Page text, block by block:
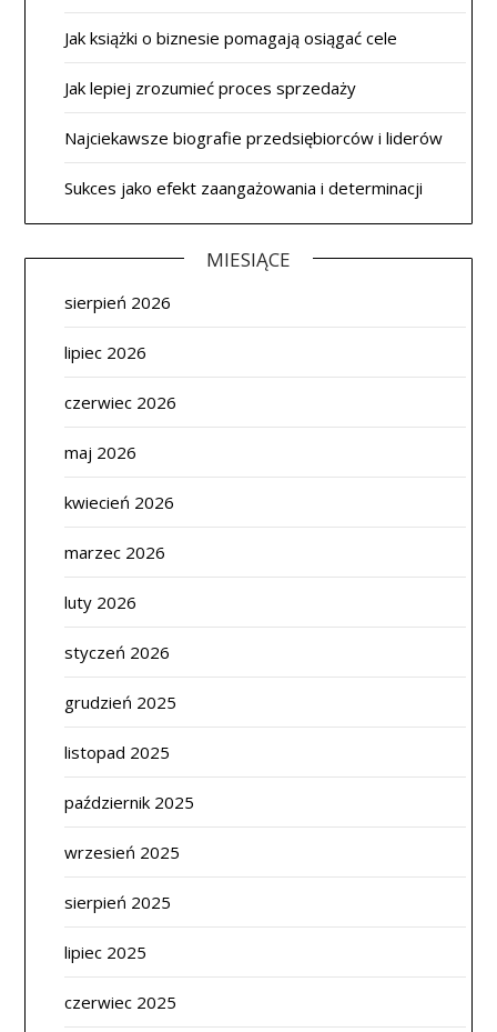
Jak książki o biznesie pomagają osiągać cele
Jak lepiej zrozumieć proces sprzedaży
Najciekawsze biografie przedsiębiorców i liderów
Sukces jako efekt zaangażowania i determinacji
MIESIĄCE
sierpień 2026
lipiec 2026
czerwiec 2026
maj 2026
kwiecień 2026
marzec 2026
luty 2026
styczeń 2026
grudzień 2025
listopad 2025
październik 2025
wrzesień 2025
sierpień 2025
lipiec 2025
czerwiec 2025